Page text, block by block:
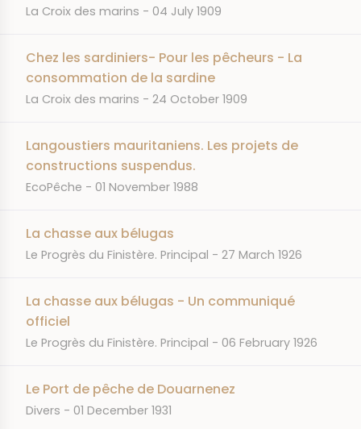
JOURNAL
La Croix des marins DATE
04 July 1909
Chez les sardiniers- Pour les pêcheurs - La
consommation de la sardine
JOURNAL
La Croix des marins DATE
24 October 1909
Langoustiers mauritaniens. Les projets de
constructions suspendus.
JOURNAL
EcoPêche DATE
01 November 1988
La chasse aux bélugas
JOURNAL
Le Progrès du Finistère. Principal DATE
27 March 1926
La chasse aux bélugas - Un communiqué
officiel
JOURNAL
Le Progrès du Finistère. Principal DATE
06 February 1926
Le Port de pêche de Douarnenez
JOURNAL
Divers DATE
01 December 1931